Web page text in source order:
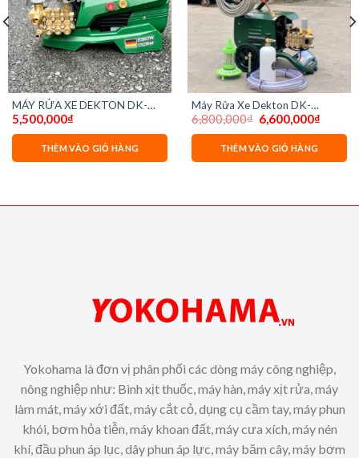
MÁY RỬA XE DEKTON DK-
HPW2350A
5,500,000₫
THÊM VÀO GIỎ HÀNG
Máy Rửa Xe Dekton DK-
HPW2500 – 2500W
6,800,000₫ Giá
gốc
là:
6,800,000₫.
6,600,000₫
tại
THÊM VÀO GIỎ HÀNG
Yokohama là đơn vị phân phối các dòng máy công nghiệp,
nông nghiệp như: Bình xịt thuốc, máy hàn, máy xịt rửa, máy
làm mát, máy xới đất, máy cắt cỏ, dụng cụ cầm tay, máy phun
khói, bơm hỏa tiễn, máy khoan đất, máy cưa xích, máy nén
khí, đầu phun áp lục, dây phun áp lực, máy băm cây, máy bơm